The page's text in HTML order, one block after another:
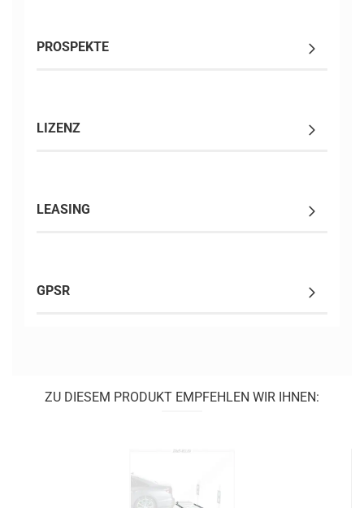
PROSPEKTE
LIZENZ
LEASING
GPSR
ZU DIESEM PRODUKT EMPFEHLEN WIR IHNEN: